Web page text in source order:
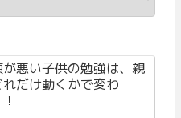
が悪い子供の勉強は、親
れだけ動くかで変わ